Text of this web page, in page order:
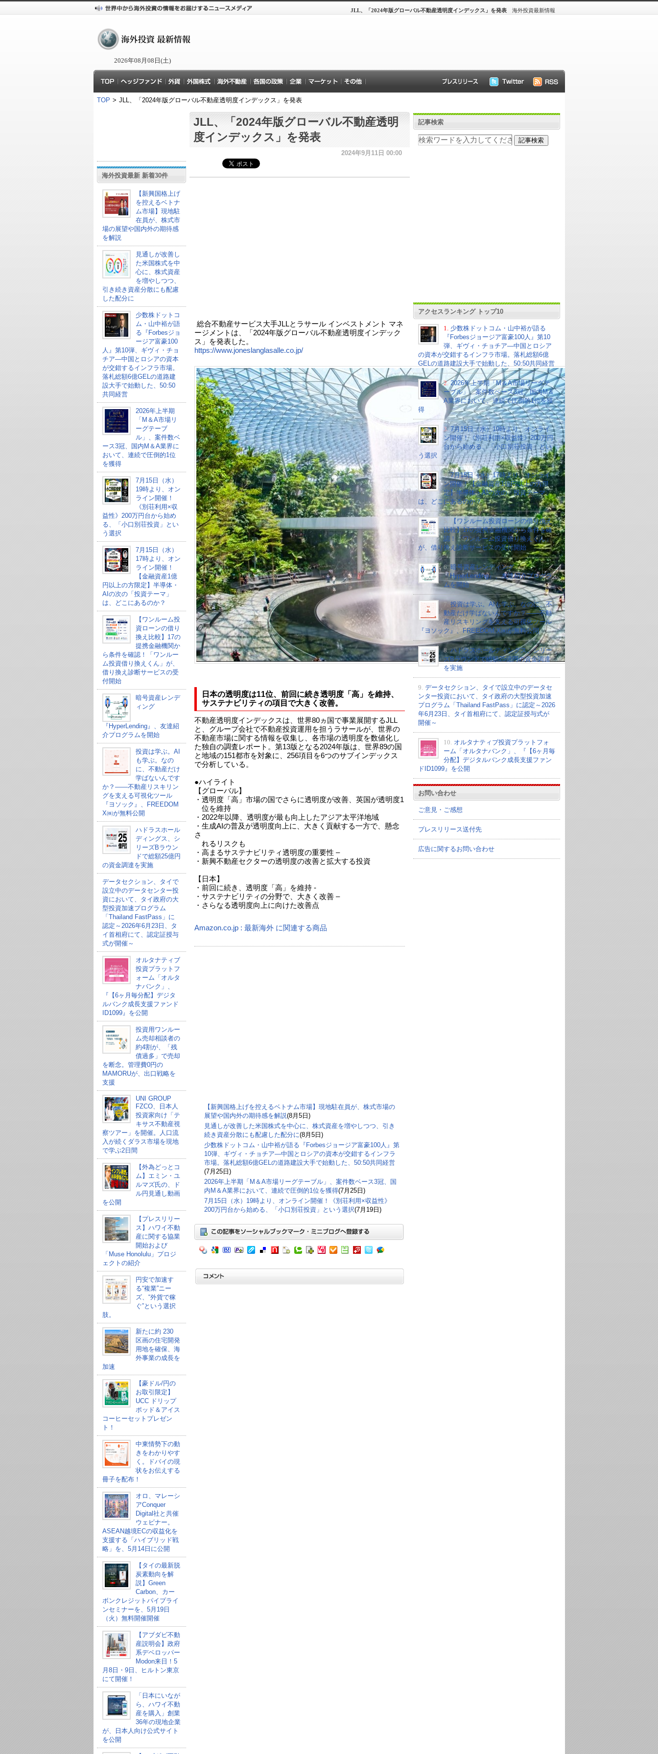
2026年08月08日(土)
海外投資最新情報
JLL、「2024年版グローバル不動産透明度インデックス」を発表
TOP > JLL、「2024年版グローバル不動産透明度インデックス」を発表
海外投資最新 新着30件
【新興国格上げ
を控えるベトナ
ム市場】現地駐
在員が、株式市
場の展望や国内外の期待感
を解説
見通しが改善し
た米国株式を中
心に、株式資産
を増やしつつ、
引き続き資産分散にも配慮
した配分に
少数株ドットコ
ム・山中裕が語
る『Forbesジョ
ージア富豪100
人』第10弾、ギヴィ・チョ
チア―中国とロシアの資本
が交錯するインフラ市場。
落札総額6億GELの道路建
設大手で始動した、50:50
共同経営
2026年上半期
「M＆A市場リ
ーグテーブ
ル」、案件数ベ
ース3冠、国内M＆A業界に
おいて、連続で圧倒的1位
を獲得
7月15日（水）
19時より、オン
ライン開催！
《別荘利用×収
益性》200万円台から始め
る、「小口別荘投資」とい
う選択
7月15日（水）
17時より、オン
ライン開催！
【金融資産1億
円以上の方限定】半導体・
AIの次の「投資テーマ」
は、どこにあるのか？
【ワンルーム投
資ローンの借り
換え比較】17の
提携金融機関か
ら条件を確認！「ワンルー
ム投資借り換えくん」が、
借り換え診断サービスの受
付開始
暗号資産レンデ
ィング
『HyperLending』、友達紹
介プログラムを開始
投資は学ぶ。AI
も学ぶ。なの
に、不動産だけ
学ばないんです
か？——不動産リスキリン
グを支える可視化ツール
『ヨソック』、FREEDOM
X㈱が無料公開
ハドラスホール
ディングス、シ
リーズBラウン
ドで総額25億円
の資金調達を実施
データセクション、タイで
設立中のデータセンター投
資において、タイ政府の大
型投資加速プログラム
「Thailand FastPass」に
認定～2026年6月23日、タ
イ首相府にて、認定証授与
式が開催～
オルタナティブ
投資プラットフ
ォーム「オルタ
ナバンク」、
『【6ヶ月毎分配】デジタ
ルバンク成長支援ファンド
ID1099』を公開
投資用ワンルー
ム売却相談者の
約4割が、「残
債過多」で売却
を断念。管理費0円の
MAMORUが、出口戦略を
支援
UNI GROUP
FZCO、日本人
投資家向け「テ
キサス不動産視
察ツアー」を開催。人口流
入が続くダラス市場を現地
で学ぶ2日間
【外為どっとコ
ム】エミン・ユ
ルマズ氏の、ド
ル円見通し動画
を公開
【プレスリリー
ス】ハワイ不動
産に関する協業
開始および
「Muse Honolulu」プロジ
ェクトの紹介
円安で加速す
る“複業”ニー
ズ、“外貨で稼
ぐ”という選択
肢。
新たに約 230
区画の住宅開発
用地を確保、海
外事業の成長を
加速
【豪ドル/円の
お取引限定】
UCC ドリップ
ポッド＆アイス
コーヒーセットプレゼン
ト！
中東情勢下の動
きをわかりやす
く。ドバイの現
状をお伝えする
冊子を配布！
オロ、マレーシ
アConquer
Digital社と共催
ウェビナー。
ASEAN越境ECの収益化を
支援する「ハイブリッド戦
略」を、5月14日に公開
【タイの最新脱
炭素動向を解
説】Green
Carbon、カー
ボンクレジットパイプライ
ンセミナーを、5月19日
（火）無料開催開催
【アブダビ不動
産説明会】政府
系デベロッパー
Modon来日！5
月8日・9日、ヒルトン東京
にて開催！
「日本にいなが
ら、ハワイ不動
産を購入」創業
36年の現地企業
が、日本人向け公式サイト
を公開
JLL、「2024年版グローバル不動産透明
度インデックス」を発表
2024年9月11日 00:00
総合不動産サービス大手JLLとラサール インベストメント マネ
ージメントは、「2024年版グローバル不動産透明度インデック
ス」を発表した。
https://www.joneslanglasalle.co.jp/
日本の透明度は11位、前回に続き透明度「高」を維持、
サステナビリティの項目で大きく改善。
不動産透明度インデックスは、世界80ヵ国で事業展開するJLL
と、グループ会社で不動産投資運用を担うラサールが、世界の
不動産市場に関する情報を収集し、各市場の透明度を数値化し
た独自の調査レポート。第13版となる2024年版は、世界89の国
と地域の151都市を対象に、256項目を6つのサブインデックス
で分析している。
●ハイライト
【グローバル】
・透明度「高」市場の国でさらに透明度が改善、英国が透明度1
位を維持
・2022年以降、透明度が最も向上したアジア太平洋地域
・生成AIの普及が透明度向上に、大きく貢献する一方で、懸念
さ
れるリスクも
・高まるサステナビリティ透明度の重要性 –
・新興不動産セクターの透明度の改善と拡大する投資
【日本】
・前回に続き、透明度「高」を維持 -
・サステナビリティの分野で、大きく改善 –
・さらなる透明度向上に向けた改善点
Amazon.co.jp : 最新海外 に関連する商品
【新興国格上げを控えるベトナム市場】現地駐在員が、株式市場の
展望や国内外の期待感を解説(8月5日)
見通しが改善した米国株式を中心に、株式資産を増やしつつ、引き
続き資産分散にも配慮した配分に(8月5日)
少数株ドットコム・山中裕が語る『Forbesジョージア富豪100人』第
10弾、ギヴィ・チョチア―中国とロシアの資本が交錯するインフラ
市場。落札総額6億GELの道路建設大手で始動した、50:50共同経営
(7月25日)
2026年上半期「M＆A市場リーグテーブル」、案件数ベース3冠、国
内M＆A業界において、連続で圧倒的1位を獲得(7月25日)
7月15日（水）19時より、オンライン開催！《別荘利用×収益性》
200万円台から始める、「小口別荘投資」という選択(7月19日)
記事検索
アクセスランキング トップ10
1.
少数株ドットコム・山中裕が語る
『Forbesジョージア富豪100人』第10
弾、ギヴィ・チョチア―中国とロシア
の資本が交錯するインフラ市場。落札総額6億
GELの道路建設大手で始動した、50:50共同経営
2. 2026年上半期「M＆A市場リーグテ
ーブル」、案件数ベース3冠、国内M＆
A業界において、連続で圧倒的1位を獲
得
3. 7月15日（水）19時より、オンライ
ン開催！《別荘利用×収益性》200万円
台から始める、「小口別荘投資」とい
う選択
4. 7月15日（水）17時より、オンライ
ン開催！【金融資産1億円以上の方限
定】半導体・AIの次の「投資テーマ」
は、どこにあるのか？
5.
【ワンルーム投資ローンの借り換え
比較】17の提携金融機関から条件を確
認！「ワンルーム投資借り換えくん」
が、借り換え診断サービスの受付開始
6. 暗号資産レンディング
『HyperLending』、友達紹介プログラ
ムを開始
7. 投資は学ぶ。AIも学ぶ。なのに、不
動産だけ学ばないんですか？——不動
産リスキリングを支える可視化ツール
『ヨソック』、FREEDOM X㈱が無料公開
8. ハドラスホールディングス、シリー
ズBラウンドで総額25億円の資金調達
を実施
9. データセクション、タイで設立中のデータセ
ンター投資において、タイ政府の大型投資加速
プログラム「Thailand FastPass」に認定～2026
年6月23日、タイ首相府にて、認定証授与式が
開催～
10. オルタナティブ投資プラットフォ
ーム「オルタナバンク」、『【6ヶ月毎
分配】デジタルバンク成長支援ファン
ドID1099』を公開
お問い合わせ
ご意見・ご感想
プレスリリース送付先
広告に関するお問い合わせ